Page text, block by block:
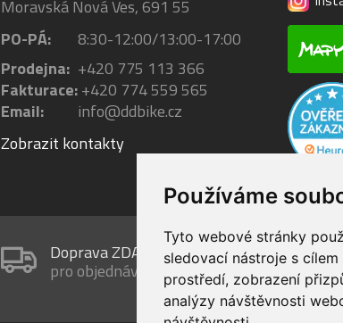
Používáme
Tyto webové stránky
sledovací nástroje s
prostředí, zobrazení
analýzy návštěvnosti
Moravská Nová Ves, 691 55
PO-PÁ:
8:30-12:00/13:00-17:00
Prodejna: +420 775 113 366
Fakturace:+420 774 559 565
Email:
info@ddbike.cz
Zobrazit kontakty
Doprava ZDARMA
pro objednávky nad 1600 Kč